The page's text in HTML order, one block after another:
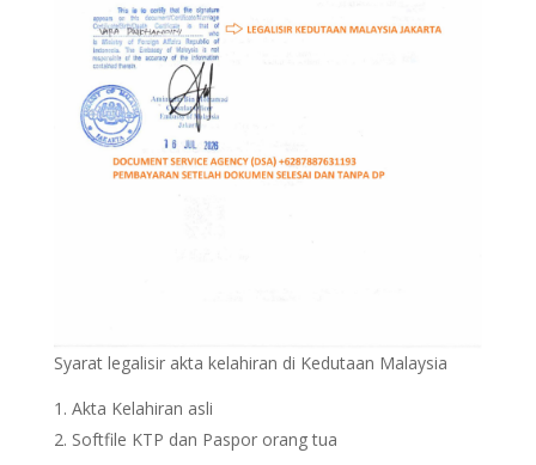
Syarat legalisir akta kelahiran di Kedutaan Malaysia
Akta Kelahiran asli
Softfile KTP dan Paspor orang tua